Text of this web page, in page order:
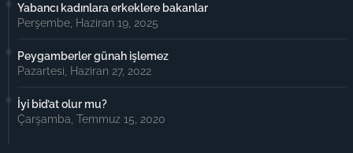
Yabancı kadınlara erkeklere bakanlar
Perşembe, Haziran 19, 2025
Peygamberler günah işlemez
Pazartesi, Haziran 27, 2022
İyi bid’at olur mu?
Çarşamba, Temmuz 15, 2020